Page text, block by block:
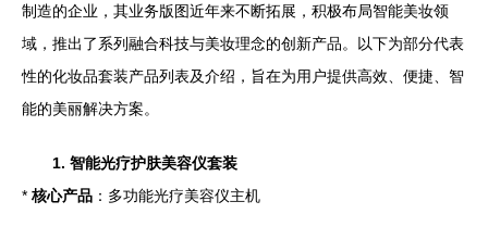
制造的企业，其业务版图近年来不断拓展，积极布局智能美妆领
域，推出了系列融合科技与美妆理念的创新产品。以下为部分代表
性的化妆品套装产品列表及介绍，旨在为用户提供高效、便捷、智
能的美丽解决方案。
1. 智能光疗护肤美容仪套装
* 核心产品 ：多功能光疗美容仪主机